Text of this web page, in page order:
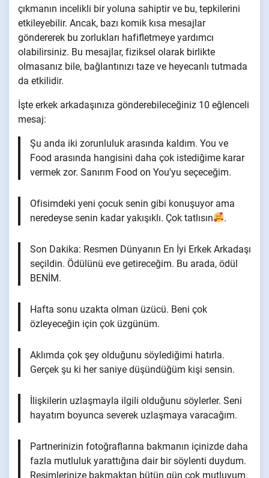
çıkmanın incelikli bir yoluna sahiptir ve bu, tepkilerini
etkileyebilir. Ancak, bazı komik kısa mesajlar
göndererek bu zorlukları hafifletmeye yardımcı
olabilirsiniz. Bu mesajlar, fiziksel olarak birlikte
olmasanız bile, bağlantınızı taze ve heyecanlı tutmada
da etkilidir.
İşte erkek arkadaşınıza gönderebileceğiniz 10 eğlenceli
mesaj:
Şu anda iki zorunluluk arasında kaldım. You ve
Food arasında hangisini daha çok istediğime karar
vermek zor. Sanırım Food on You'yu seçeceğim.
Ofisimdeki yeni çocuk senin gibi konuşuyor ama
neredeyse senin kadar yakışıklı. Çok tatlısın
.
Son Dakika: Resmen Dünyanın En İyi Erkek Arkadaşı
seçildin. Ödülünü eve getireceğim. Bu arada, ödül
BENİM.
Hafta sonu uzakta olman üzücü. Beni çok
özleyeceğin için çok üzgünüm.
Aklımda çok şey olduğunu söylediğimi hatırla.
Gerçek şu ki her saniye düşündüğüm kişi sensin.
İlişkilerin uzlaşmayla ilgili olduğunu söylerler. Seni
hayatım boyunca severek uzlaşmaya varacağım.
Partnerinizin fotoğraflarına bakmanın içinizde daha
fazla mutluluk yarattığına dair bir söylenti duydum.
Resimlerinize bakmaktan bütün gün çok mutluyum.